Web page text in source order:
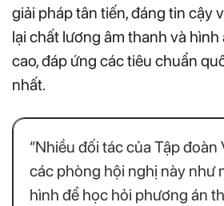
giải pháp tân tiến, đáng tin cậy
lại chất lương âm thanh và
cao, đáp ứng các tiêu chuẩn
nhất.
“Nhiều đối tác của Tập đoàn
các phòng hội nghị này như
hình để học hỏi phương án